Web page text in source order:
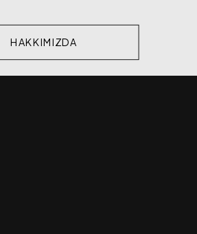
HAKKIMIZDA